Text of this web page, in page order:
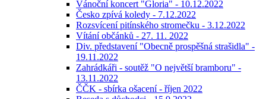
Vánoční koncert "Gloria" - 10.12.2022
Česko zpívá koledy - 7.12.2022
Rozsvícení pitínského stromečku - 3.12.2022
Vítání občánků - 27. 11. 2022
Div. představení "Obecně prospěšná strašidla" -
19.11.2022
Zahrádkáři - soutěž "O největší bramboru" -
13.11.2022
ČČK - sbírka ošacení - říjen 2022